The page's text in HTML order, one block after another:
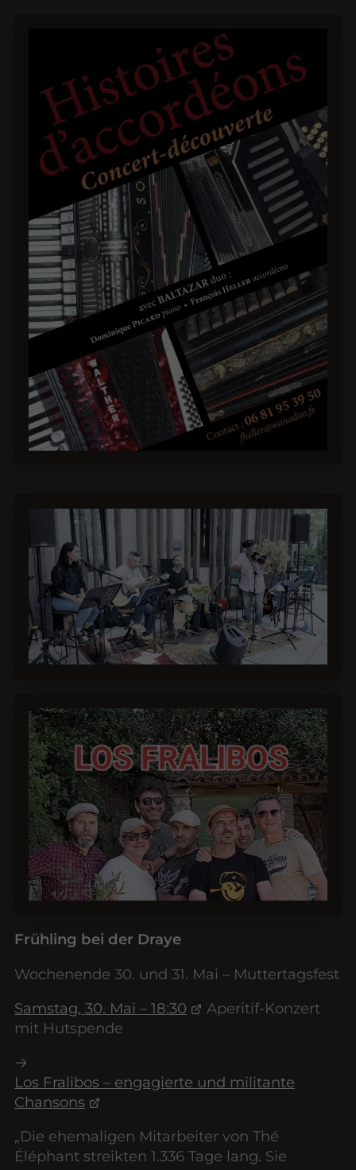
Frühling bei der Draye
Wochenende 30. und 31. Mai – Muttertagsfest
Samstag, 30. Mai – 18:30
Aperitif-Konzert
mit Hutspende
→
Los Fralibos – engagierte und militante
Chansons
„Die ehemaligen Mitarbeiter von Thé
Éléphant streikten 1.336 Tage lang. Sie